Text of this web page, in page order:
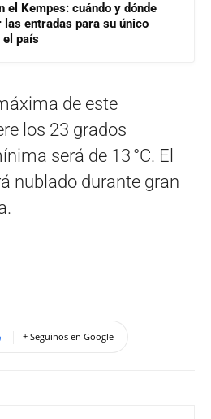
el Kempes: cuándo y dónde
las entradas para su único
el país
de este
los 23 grados
será de 13 °C. El
nublado durante gran
+ Seguinos en Google